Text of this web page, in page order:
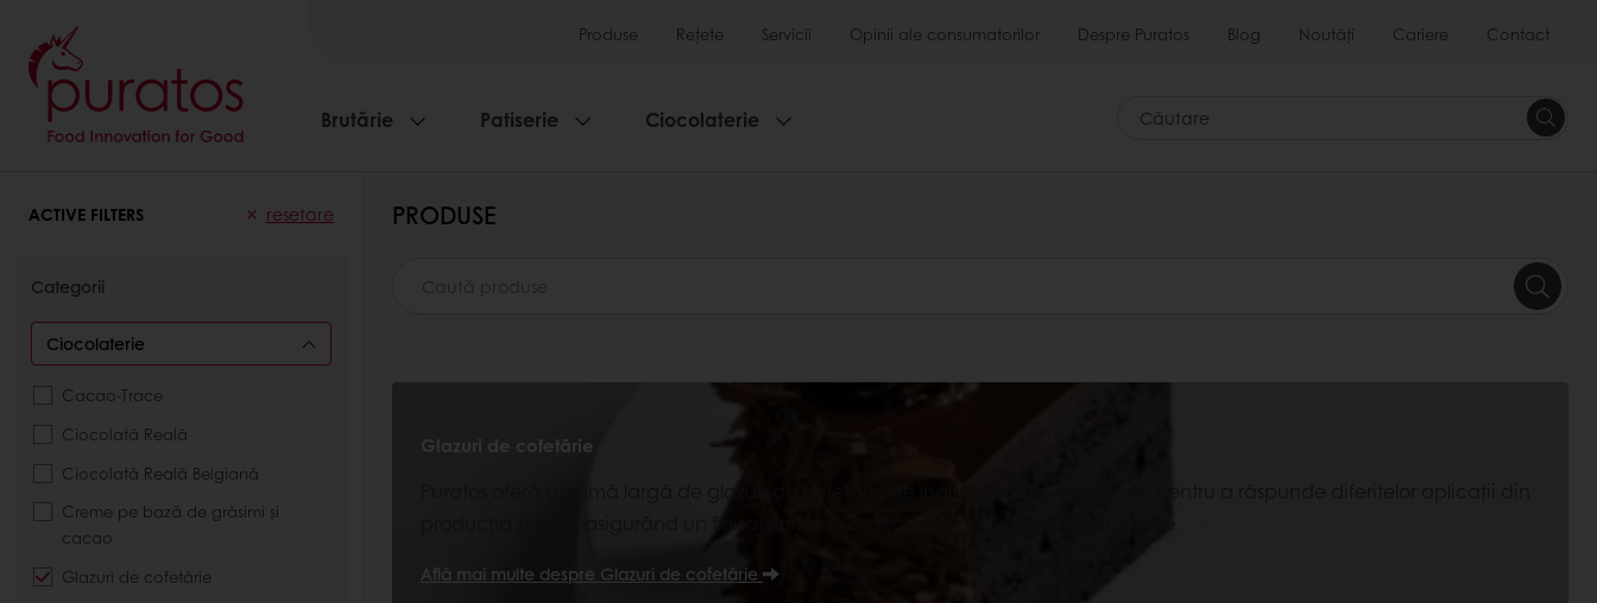
Produse Rețete Servicii Opinii ale consumatorilor Despre Puratos Blog Noutăți Cariere Contact
Brutărie Patiserie Ciocolaterie Căutare
ACTIVE FILTERS resetare
Categorii
Ciocolaterie
Cacao-Trace
Ciocolată Reală
Ciocolată Reală Belgiană
Creme pe bază de grăsimi și
cacao
Glazuri de cofetărie
PRODUSE
Glazuri de cofetărie
producția zilnică, asigurând un finisaj uniform, aspect atractiv și ușurință în utilizare
Află mai multe despre Glazuri de cofetărie